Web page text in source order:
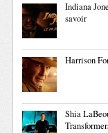
Indiana
savoir
Harrison
Shia